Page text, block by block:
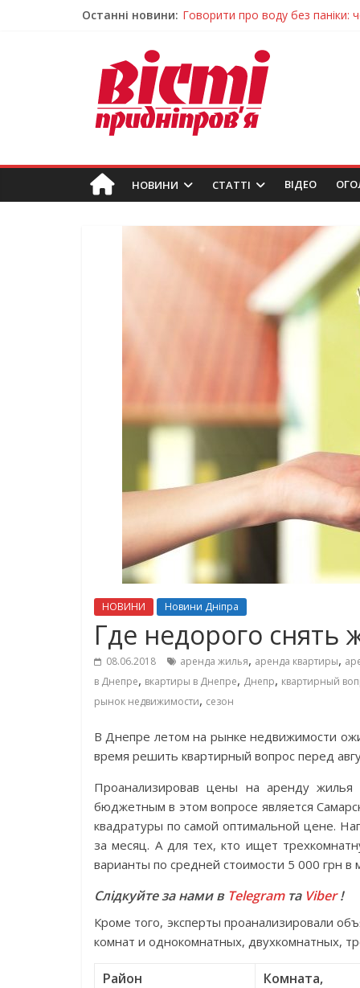
Останні новини: Лікар – на екрані: Як працюють
Пошуки тривають: на
Ветерани Дніпропетровщини
Говорити про воду без паніки:
НОВИНИ СТАТТІ ВIДЕО
НОВИНИ Новини Дніпра
Где недорого снять
08.06.2018 аренда жилья, аренда квартиры,
в Днепре, вкартиры в Днепре, Днепр, квартирный
рынок недвижимости, сезон
В Днепре летом на рынке недвижимости
время решить квартирный вопрос перед
Проанализировав цены на аренду
бюджетным в этом вопросе является
квадратуры по самой оптимальной цене.
за месяц. А для тех, кто ищет
варианты по средней стоимости 5 000 грн в
Слідкуйте за нами в Telegramта Viber!
Кроме того, эксперты проанализировали
комнат и однокомнатных, двухкомнатных,
Район
Комната,